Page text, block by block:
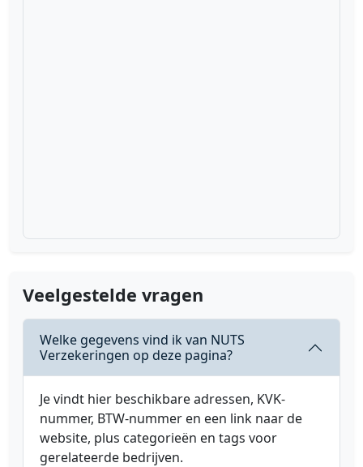
Veelgestelde vragen
Welke gegevens vind ik van NUTS
Verzekeringen op deze pagina?
Je vindt hier beschikbare adressen, KVK-
nummer, BTW-nummer en een link naar de
website, plus categorieën en tags voor
gerelateerde bedrijven.